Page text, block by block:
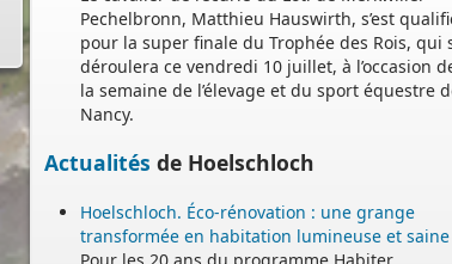
Pechelbronn, Matthieu Hauswirth, s’est
pour la super finale du Trophée des Rois, qui
déroulera ce vendredi 10 juillet, à l’occasion
la semaine de l’élevage et du sport équestre
Nancy.
Actualités de Hoelschloch
Hoelschloch. Éco-rénovation : une grange
transformée en habitation lumineuse et saine
Pour les 20 ans du programme Habiter